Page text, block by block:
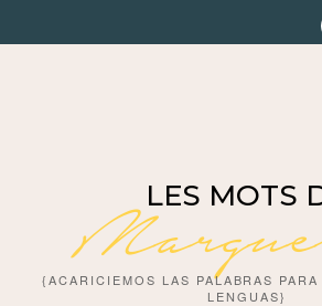
LES MOTS
{ACARICIEMOS LAS PALABRAS
LENGUAS}